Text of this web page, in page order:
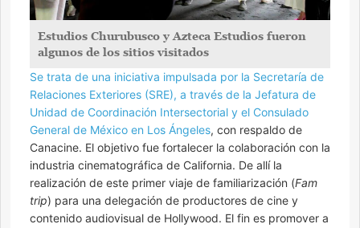
Estudios Churubusco y Azteca Estudios fueron
algunos de los sitios visitados
Se trata de una iniciativa impulsada por la Secretaría de
Relaciones Exteriores (SRE), a través de la Jefatura de
Unidad de Coordinación Intersectorial y el Consulado
General de México en Los Ángeles, con respaldo de
Canacine. El objetivo fue fortalecer la colaboración con la
industria cinematográfica de California. De allí la
realización de este primer viaje de familiarización (Fam
trip) para una delegación de productores de cine y
contenido audiovisual de Hollywood. El fin es promover a